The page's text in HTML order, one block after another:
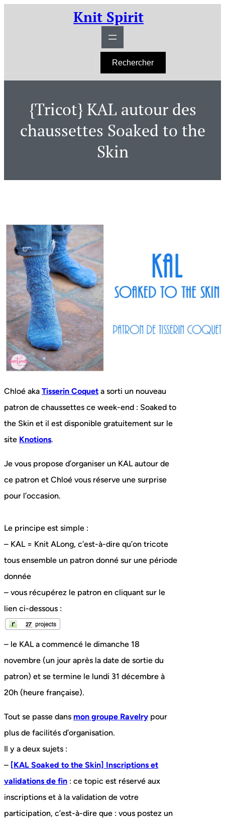
Knit Spirit
h
Rechercher
{Tricot} KAL autour des
chaussettes Soaked to the
Skin
Chloé aka Tisserin Coquet a sorti un nouveau
patron de chaussettes ce week-end : Soaked to
the Skin et il est disponible gratuitement sur le
site Knotions.
Je vous propose d’organiser un KAL autour de
ce patron et Chloé vous réserve une surprise
pour l’occasion.
Le principe est simple :
– KAL = Knit ALong, c’est-à-dire qu’on tricote
tous ensemble un patron donné sur une période
donnée
– vous récupérez le patron en cliquant sur le
lien ci-dessous :
– le KAL a commencé le dimanche 18
novembre (un jour après la date de sortie du
patron) et se termine le lundi 31 décembre à
20h (heure française).
Tout se passe dans mon groupe Ravelry pour
plus de facilités d’organisation.
Il y a deux sujets :
– [KAL Soaked to the Skin] Inscriptions et
validations de fin : ce topic est réservé aux
inscriptions et à la validation de votre
participation, c’est-à-dire que : vous postez un